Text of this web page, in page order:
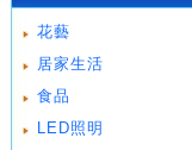
花藝
居家生活
食品
LED照明